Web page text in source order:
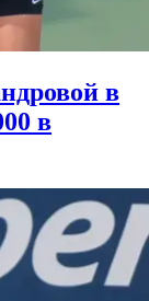
в
в